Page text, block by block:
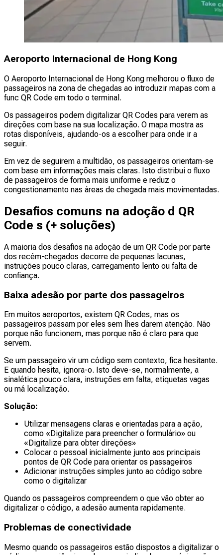
Aeroporto Internacional de Hong Kong
O Aeroporto Internacional de Hong Kong melhorou o fluxo de
passageiros na zona de chegadas ao introduzir mapas com a
func QR Code em todo o terminal.
Os passageiros podem digitalizar QR Codes para verem as
direções com base na sua localização. O mapa mostra as
rotas disponíveis, ajudando-os a escolher para onde ir a
seguir.
Em vez de seguirem a multidão, os passageiros orientam-se
com base em informações mais claras. Isto distribui o fluxo
de passageiros de forma mais uniforme e reduz o
congestionamento nas áreas de chegada mais movimentadas.
Desafios comuns na adoção d QR
Code s (+ soluções)
A maioria dos desafios na adoção de um QR Code por parte
dos recém-chegados decorre de pequenas lacunas,
instruções pouco claras, carregamento lento ou falta de
confiança.
Baixa adesão por parte dos passageiros
Em muitos aeroportos, existem QR Codes, mas os
passageiros passam por eles sem lhes darem atenção. Não
porque não funcionem, mas porque não é claro para que
servem.
Se um passageiro vir um código sem contexto, fica hesitante.
E quando hesita, ignora-o. Isto deve-se, normalmente, a
sinalética pouco clara, instruções em falta, etiquetas vagas
ou má localização.
Solução:
Utilizar mensagens claras e orientadas para a ação,
como «Digitalize para preencher o formulário» ou
«Digitalize para obter direções»
Colocar o pessoal inicialmente junto aos principais
pontos de QR Code para orientar os passageiros
Adicionar instruções simples junto ao código sobre
como o digitalizar
Quando os passageiros compreendem o que vão obter ao
digitalizar o código, a adesão aumenta rapidamente.
Problemas de conectividade
Mesmo quando os passageiros estão dispostos a digitalizar o